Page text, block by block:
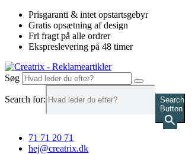
Videre
indhold
Prisgaranti & intet opstartsgebyr
Gratis opsætning af design
Fri fragt på alle ordrer
Ekspreslevering på 48 timer
Søg
Search for:
Search
Button
71 71 20 71
hej@creatrix.dk